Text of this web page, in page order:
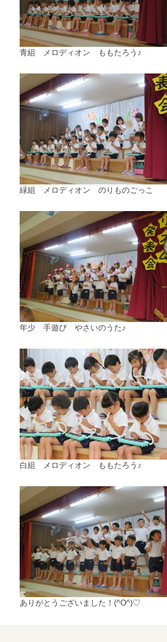
青組 メロディオン ももたろう♪
緑組 メロディオン のりものごっこ
年少 手遊び やさいのうた♪
白組 メロディオン ももたろう♪
ありがとうございました！(^O^)♡